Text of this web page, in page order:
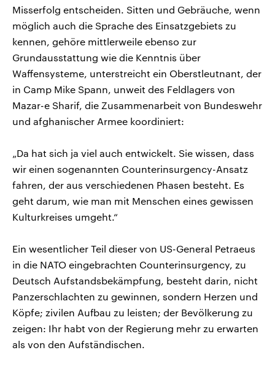
Misserfolg entscheiden. Sitten und Gebräuche, wenn
möglich auch die Sprache des Einsatzgebiets zu
kennen, gehöre mittlerweile ebenso zur
Grundausstattung wie die Kenntnis über
Waffensysteme, unterstreicht ein Oberstleutnant, der
in Camp Mike Spann, unweit des Feldlagers von
Mazar-e Sharif, die Zusammenarbeit von Bundeswehr
und afghanischer Armee koordiniert:
„Da hat sich ja viel auch entwickelt. Sie wissen, dass
wir einen sogenannten Counterinsurgency-Ansatz
fahren, der aus verschiedenen Phasen besteht. Es
geht darum, wie man mit Menschen eines gewissen
Kulturkreises umgeht.“
Ein wesentlicher Teil dieser von US-General Petraeus
in die NATO eingebrachten Counterinsurgency, zu
Deutsch Aufstandsbekämpfung, besteht darin, nicht
Panzerschlachten zu gewinnen, sondern Herzen und
Köpfe; zivilen Aufbau zu leisten; der Bevölkerung zu
zeigen: Ihr habt von der Regierung mehr zu erwarten
als von den Aufständischen.